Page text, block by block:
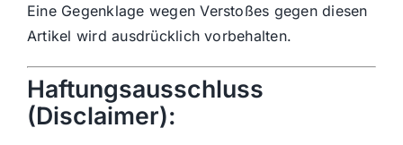
Eine Gegenklage wegen Verstoßes gegen diesen
Artikel wird ausdrücklich vorbehalten.
Haftungsausschluss
(Disclaimer):